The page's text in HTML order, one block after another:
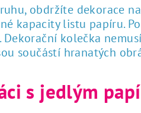
obdržíte dekorace
kapacity listu papíru.
kolečka
součástí hranatých
s jedlým